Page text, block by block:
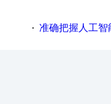
· 准确把握人工